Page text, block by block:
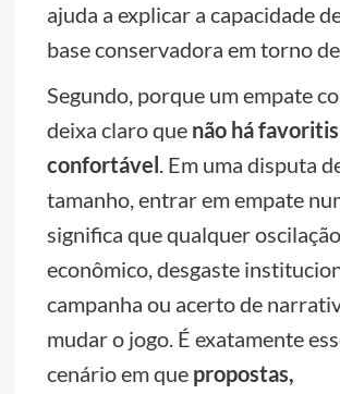
ajuda a explicar a capacidade
base conservadora em torno
Segundo, porque um empate
deixa claro que não há
confortável. Em uma disputa
tamanho, entrar em empate
significa que qualquer
econômico, desgaste
campanha ou acerto de
mudar o jogo. É exatamente
cenário em que propostas,